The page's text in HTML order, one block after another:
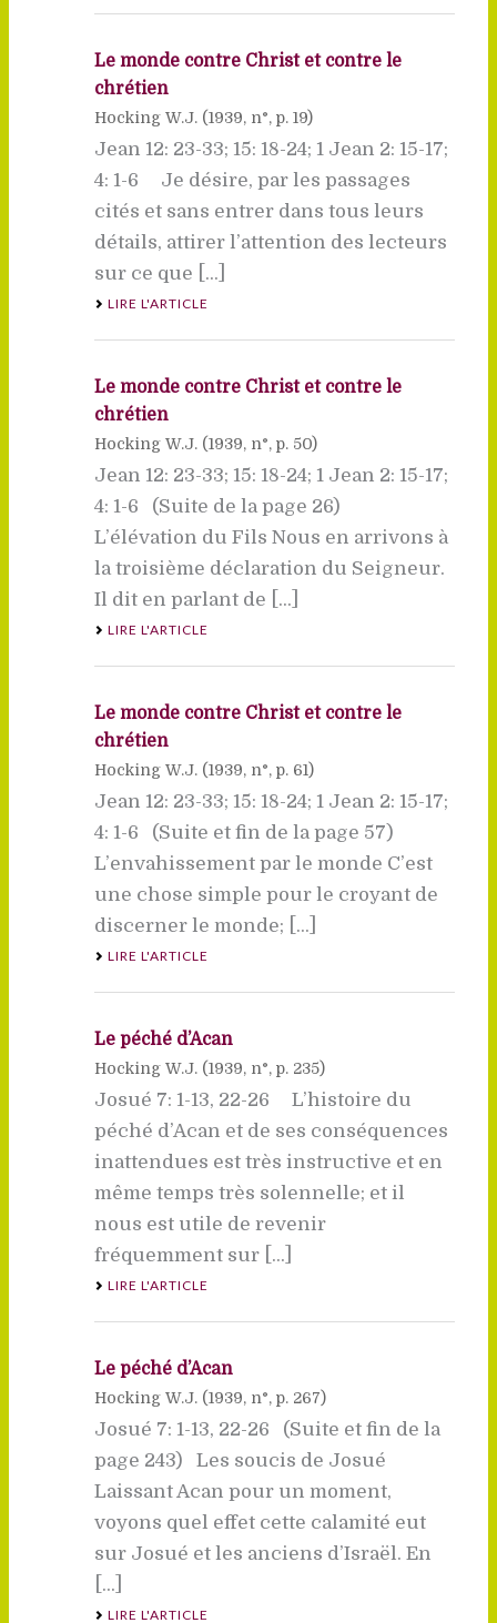
Le monde contre Christ et contre le
chrétien
Hocking W.J. (1939, n°, p. 19)
Jean 12: 23-33; 15: 18-24; 1 Jean 2: 15-17;
4: 1-6 Je désire, par les passages
cités et sans entrer dans tous leurs
détails, attirer l’attention des lecteurs
sur ce que [...]
LIRE L'ARTICLE
Le monde contre Christ et contre le
chrétien
Hocking W.J. (1939, n°, p. 50)
Jean 12: 23-33; 15: 18-24; 1 Jean 2: 15-17;
4: 1-6 (Suite de la page 26)
L’élévation du Fils Nous en arrivons à
la troisième déclaration du Seigneur.
Il dit en parlant de [...]
LIRE L'ARTICLE
Le monde contre Christ et contre le
chrétien
Hocking W.J. (1939, n°, p. 61)
Jean 12: 23-33; 15: 18-24; 1 Jean 2: 15-17;
4: 1-6 (Suite et fin de la page 57)
L’envahissement par le monde C’est
une chose simple pour le croyant de
discerner le monde; [...]
LIRE L'ARTICLE
Le péché d’Acan
Hocking W.J. (1939, n°, p. 235)
Josué 7: 1-13, 22-26 L’histoire du
péché d’Acan et de ses conséquences
inattendues est très instructive et en
même temps très solennelle; et il
nous est utile de revenir
fréquemment sur [...]
LIRE L'ARTICLE
Le péché d’Acan
Hocking W.J. (1939, n°, p. 267)
Josué 7: 1-13, 22-26 (Suite et fin de la
page 243) Les soucis de Josué
Laissant Acan pour un moment,
voyons quel effet cette calamité eut
sur Josué et les anciens d’Israël. En
[...]
LIRE L'ARTICLE